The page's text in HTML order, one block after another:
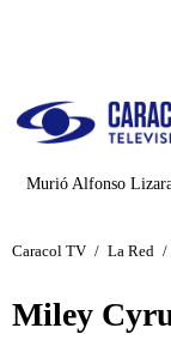
Murió Alfonso
Caracol TV / La Red /
Miley